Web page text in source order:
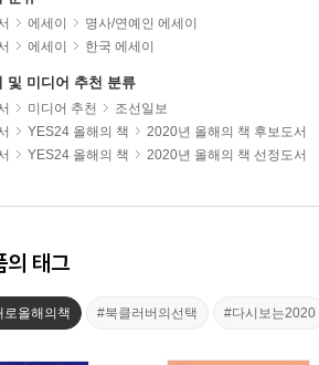
에세이
명사/연예인 에세이
에세이 한국 에세이
및 미디어 추천 분류
미디어 추천
조선일보
YES24 올해의 책
2020년 올해의 책 후보도서
YES24 올해의 책 2020년 올해의 책 선정도서
의 태그
로올해의책 #북클러버의선택 #다시보는2020